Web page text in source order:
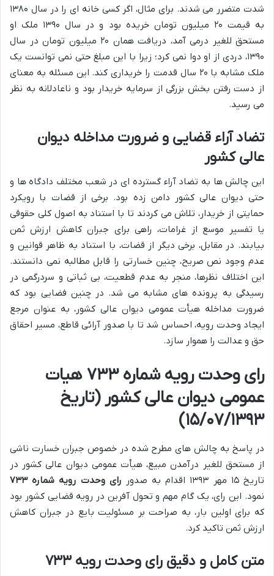
شدت متضرر می شدند. برای مثال، اگر کسی خانه ای را در سال ۱۳۸۰
به قیمت ۲۰ میلیون تومان خریده بود و در سال ۱۳۹۰ ملک او
مستحق للغیر درمی آمد، دریافت همان ۲۰ میلیون تومان در سال
۱۳۹۰، دردی از او دوا نمی کرد؛ زیرا با این مبلغ حتی نمی توانست یک
ملک مشابه با ۲۰ سال قدمت را خریداری کند. این مسئله به معنای
از دست رفتن بخش بزرگی از سرمایه خریدار بود و ناعادلانه به نظر
می رسید.
تضاد آراء قضایی و ضرورت مداخله دیوان
عالی کشور
این چالش ها به تضاد آراء گسترده ای در شعب مختلف دادگاه ها و
حتی دیوان عالی کشور دامن زده بود. برخی از قضات با رویکرد
حمایتی از خریدار، تلاش می کردند تا با استناد به اصول کلی حقوقی
یا تفسیر موسع از غرامات، راهی برای جبران کاهش ارزش ثمن
بیابند. در مقابل، برخی دیگر از قضات، با استناد به ظاهر قوانین و
عدم وجود نص صریح، چنین خسارتی را قابل مطالبه نمی دانستند.
این اختلاف نظرها، منجر به عدم قطعیت، بی ثباتی و سردرگمی در
رسیدگی به پرونده های مشابه می شد. در چنین فضایی بود که
ضرورت مداخله هیأت عمومی دیوان عالی کشور، به عنوان مرجع
ایجاد وحدت رویه، احساس شد تا با صدور آرائی قاطع، مسیر احقاق
حق و عدالت را هموار سازد.
رای وحدت رویه شماره ۷۳۳ هیات
عمومی دیوان عالی کشور (تاریخ
۱۵/۰۷/۱۳۹۳)
در پاسخ به چالش های مطرح شده در خصوص جبران خسارت ناشی
از مستحق للغیر درآمدن مبیع، هیأت عمومی دیوان عالی کشور در
تاریخ ۱۵ مهر ۱۳۹۳ اقدام به صدور
رای وحدت رویه شماره ۷۳۳
نمود. این رای، یک گام مهم و تحول آفرین در رویه قضایی کشور بود
که برای اولین بار، به صراحت بر مسئولیت بایع در جبران کاهش
ارزش ثمن تاکید کرد.
متن کامل و دقیق رای وحدت رویه ۷۳۳